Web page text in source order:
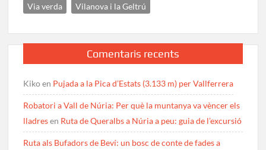
Via verda
Vilanova i la Geltrú
Comentaris recents
Kikoen Pujada a la Pica d’Estats (3.133 m) per Vallferrera
Robatori a Vall de Núria: Per què la muntanya va vèncer els
lladresen Ruta de Queralbs a Núria a peu: guia de l’excursió
Ruta als Bufadors de Beví: un bosc de conte de fades a